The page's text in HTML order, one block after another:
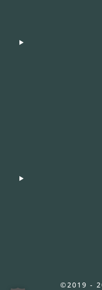
©2019 -